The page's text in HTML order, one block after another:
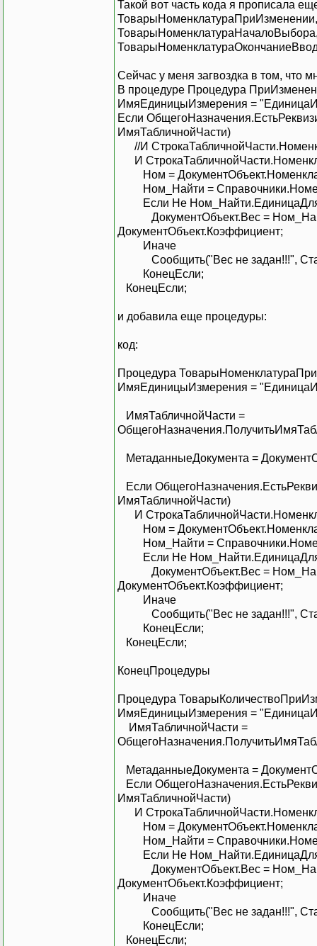
Такой вот часть кода я прописала
ТоварыНоменклатураПриИзменении,
Сейчас у меня загвоздка в том, что
В процедуре Процедура
ИмяЕдиницыИзмерения =
Если
ИмяТабличнойЧасти)
//И
И
Ном =
Ном_Найти =
Если Не
ДокументОбъект.Вес =
ДокументОбъект.Коэффициент;
Сообщить("Вес не
КонецЕсли;
КонецЕсли;
и добавила еще процедуры:
код:
Процедура
ИмяЕдиницыИзмерения =
ИмяТабличнойЧасти =
МетаданныеДокумента =
Если
ИмяТабличнойЧасти)
И
Ном =
Ном_Найти =
Если Не
ДокументОбъект.Вес =
ДокументОбъект.Коэффициент;
Сообщить("Вес не
КонецЕсли;
КонецПроцедуры
Процедура
ИмяЕдиницыИзмерения =
ИмяТабличнойЧасти =
МетаданныеДокумента =
Если
ИмяТабличнойЧасти)
И
Ном =
Ном_Найти =
Если Не
ДокументОбъект.Вес =
ДокументОбъект.Коэффициент;
Сообщить("Вес не
КонецЕсли;